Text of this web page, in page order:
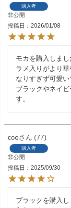
購入者
非公開
投稿日
2026/01/08
モカを購入しまし
ラメ入りがより
なりすぎず可愛い
ブラックやネイ
coo 77
購入者
非公開
投稿日
2025/09/30
ブラックを購入